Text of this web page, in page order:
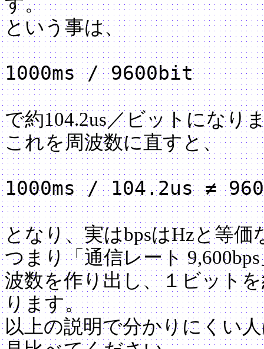
す。
という事は、
1000ms / 9600bit
で約104.2us／ビットになり
これを周波数に直すと、
1000ms / 104.2us ≠
となり、実はbpsはHzと等価
つまり「通信レート
波数を作り出し、１ビット
ります。
以上の説明で分かりにくい